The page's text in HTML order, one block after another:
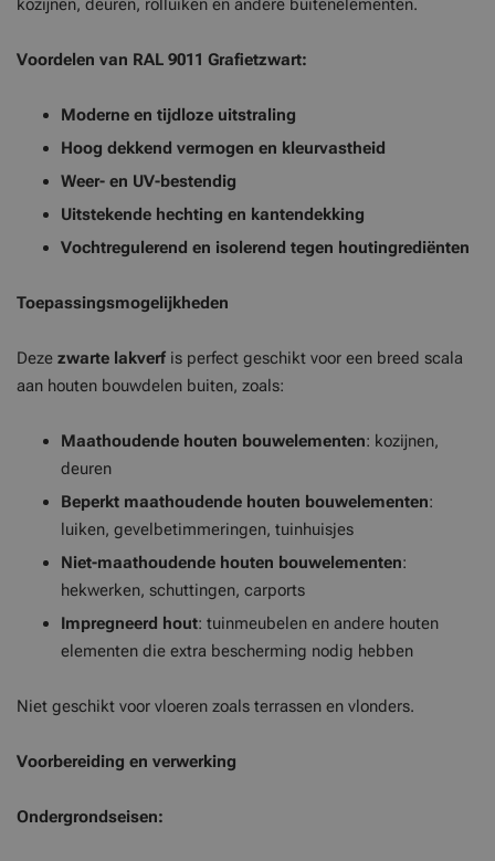
kozijnen, deuren, rolluiken en andere buitenelementen.
Voordelen van RAL 9011 Grafietzwart:
Moderne en tijdloze uitstraling
Hoog dekkend vermogen en kleurvastheid
Weer- en UV-bestendig
Uitstekende hechting en kantendekking
Vochtregulerend en isolerend tegen houtingrediënten
Toepassingsmogelijkheden
Deze zwarte lakverf is perfect geschikt voor een breed scala
aan houten bouwdelen buiten, zoals:
Maathoudende houten bouwelementen: kozijnen,
deuren
Beperkt maathoudende houten bouwelementen:
luiken, gevelbetimmeringen, tuinhuisjes
Niet-maathoudende houten bouwelementen:
hekwerken, schuttingen, carports
Impregneerd hout: tuinmeubelen en andere houten
elementen die extra bescherming nodig hebben
Niet geschikt voor vloeren zoals terrassen en vlonders.
Voorbereiding en verwerking
Ondergrondseisen: